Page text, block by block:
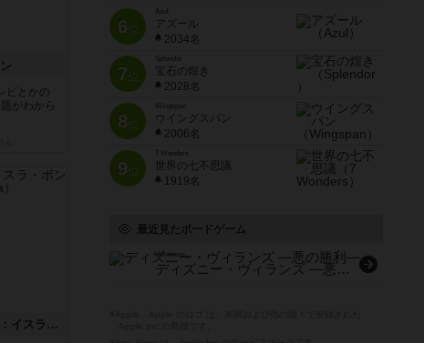
ビとかの
がわから
キャプテン・フリップ：イスラ・ボンバ
6位
Azul
アズール
2034名
7位
宝石の煌き
2028名
8位
Wingspan
ウイングスパン
2006名
9位
7 Wonders
世界の七不思議
1919名
最近見たボードゲーム
Villainous
ディズニー・ヴィランズ ―悪の勝利―